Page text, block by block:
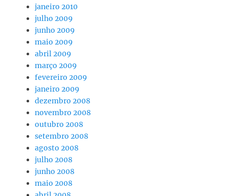
janeiro 2010
julho 2009
junho 2009
maio 2009
abril 2009
março 2009
fevereiro 2009
janeiro 2009
dezembro 2008
novembro 2008
outubro 2008
setembro 2008
agosto 2008
julho 2008
junho 2008
maio 2008